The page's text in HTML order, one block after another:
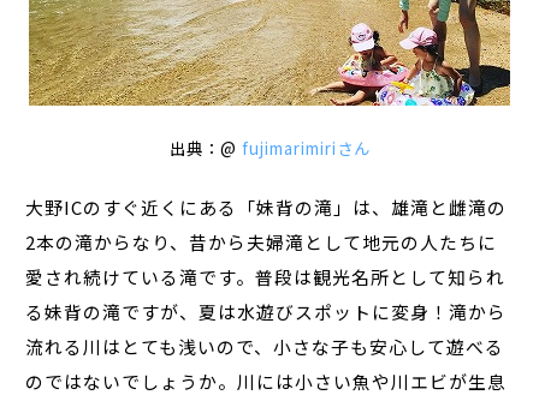
出典：@ fujimarimiriさん
大野ICのすぐ近くにある「妹背の滝」は、雄滝と雌滝の
2本の滝からなり、昔から夫婦滝として地元の人たちに
愛され続けている滝です。普段は観光名所として知られ
る妹背の滝ですが、夏は水遊びスポットに変身！滝から
流れる川はとても浅いので、小さな子も安心して遊べる
のではないでしょうか。川には小さい魚や川エビが生息